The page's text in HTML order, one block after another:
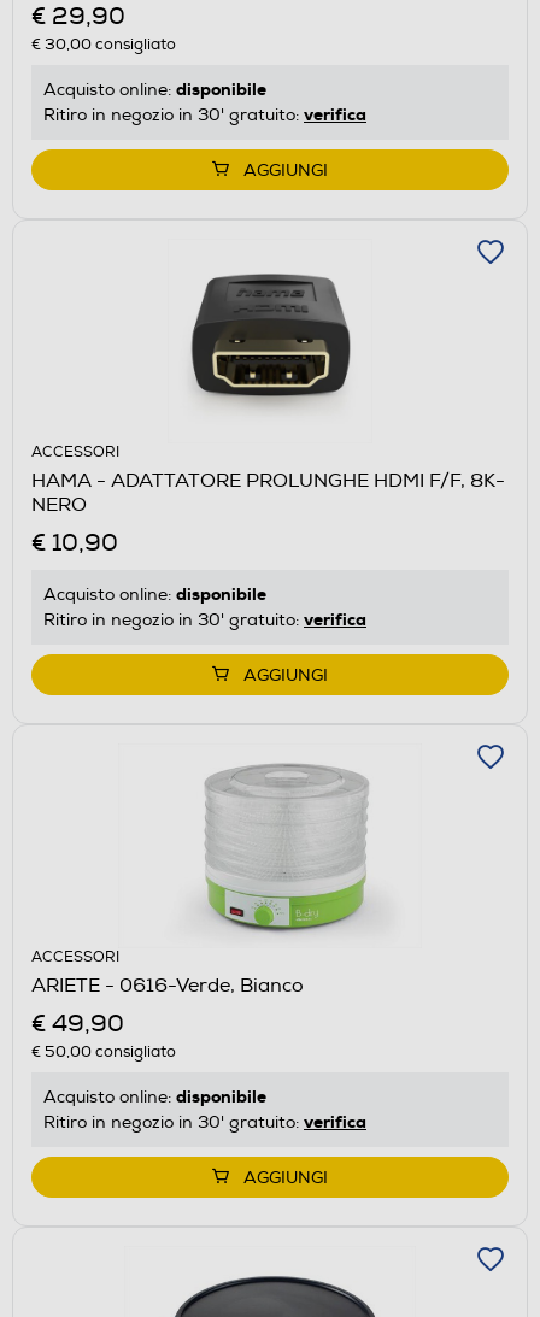
€ 29,90
€ 30,00consigliato
Acquisto online: disponibile
Ritiro in negozio in 30' gratuito: verifica
AGGIUNGI
ACCESSORI
HAMA - ADATTATORE PROLUNGHE HDMI F/F, 8K-
NERO
€ 10,90
Acquisto online: disponibile
Ritiro in negozio in 30' gratuito: verifica
AGGIUNGI
ACCESSORI
ARIETE - 0616-Verde, Bianco
€ 49,90
€ 50,00consigliato
Acquisto online: disponibile
Ritiro in negozio in 30' gratuito: verifica
AGGIUNGI